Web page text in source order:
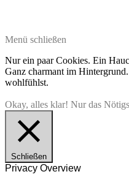
Menü schließen
Nur ein paar Cookies. Ein
Ganz charmant im
wohlfühlst.
Okay, alles klar! Nur das
Schließen
Privacy Overview